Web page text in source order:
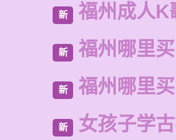
新 福州成人K
新 福州哪里
新 福州哪里
新 女孩子学